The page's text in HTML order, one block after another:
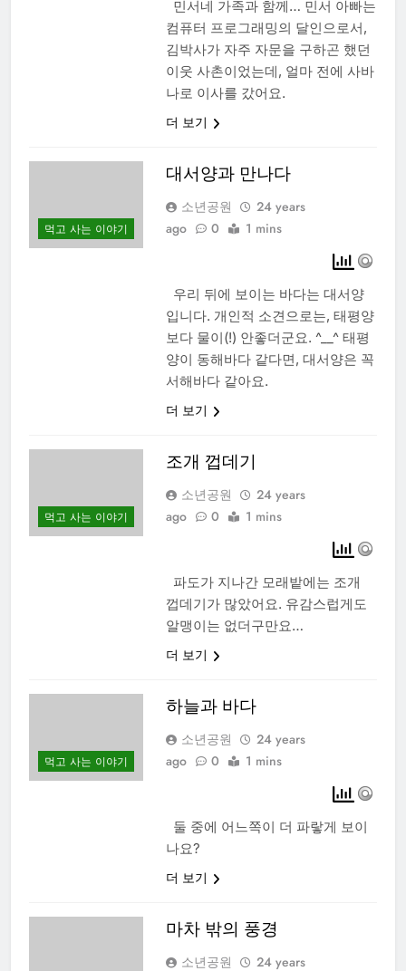
민서네 가족과 함께… 민서 아빠는
컴퓨터 프로그래밍의 달인으로서,
김박사가 자주 자문을 구하곤 했던
이웃 사촌이었는데, 얼마 전에 사바
나로 이사를 갔어요.
더 보기
먹고 사는 이야기
대서양과 만나다
소년공원
24 years
ago
0 1 mins
우리 뒤에 보이는 바다는 대서양
입니다. 개인적 소견으로는, 태평양
보다 물이(!) 안좋더군요. ^__^ 태평
양이 동해바다 같다면, 대서양은 꼭
서해바다 같아요.
더 보기
먹고 사는 이야기
조개 껍데기
소년공원
24 years
ago
0 1 mins
파도가 지나간 모래밭에는 조개
껍데기가 많았어요. 유감스럽게도
알맹이는 없더구만요…
더 보기
먹고 사는 이야기
하늘과 바다
소년공원
24 years
ago
0 1 mins
둘 중에 어느쪽이 더 파랗게 보이
나요?
더 보기
마차 밖의 풍경
소년공원 24 years